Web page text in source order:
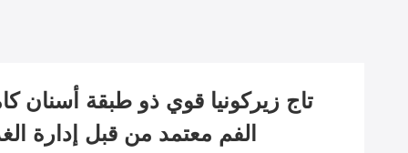
تاج زيركونيا قوي ذو طبقة أسنان
الفم معتمد من قبل إدارة